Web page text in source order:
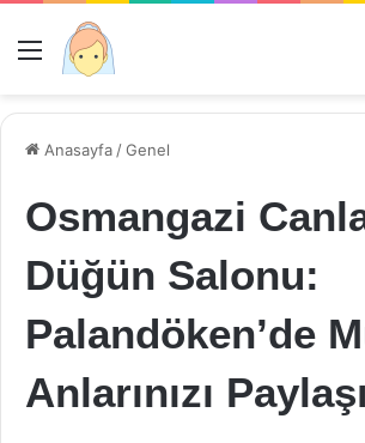
Menü
Anasayfa /Genel
Osmangazi
Düğün Salonu:
Palandöken’de
Anlarınızı